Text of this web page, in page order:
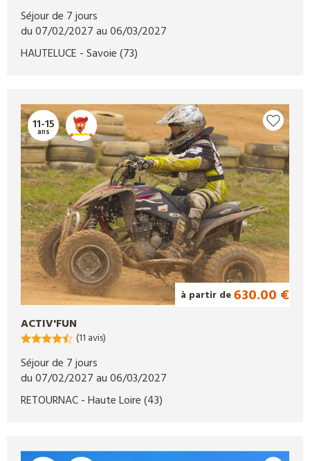
Séjour de 7 jours
du 07/02/2027 au 06/03/2027
HAUTELUCE - Savoie(73)
11-15
ans
à partir de630.00 €
ACTIV'FUN
(11 avis)
Séjour de 7 jours
du 07/02/2027 au 06/03/2027
RETOURNAC- Haute Loire(43)